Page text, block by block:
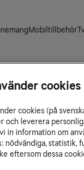
Mobiltillbehör
Samoa.
cookies
cookies (på
och leverera
in information om
nödvändiga, statistik,
eftersom dessa